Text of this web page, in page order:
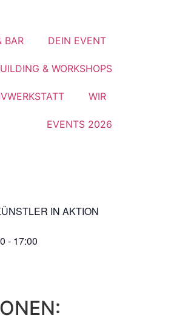
BAR DEIN EVENT
& WORKSHOPS
WIR
EVENTS 2026
IN AKTION
- 17:00